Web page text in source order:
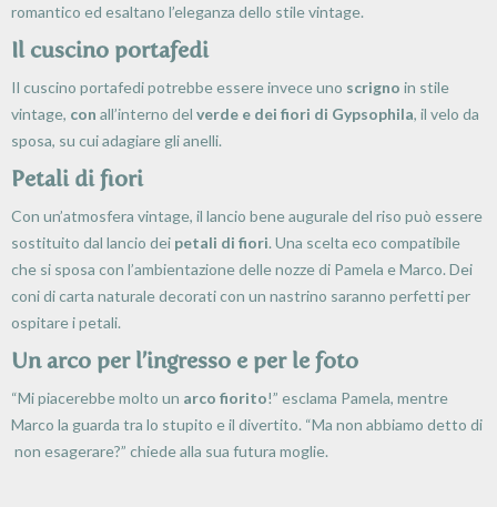
romantico ed esaltano l’eleganza dello stile vintage.
Il cuscino portafedi
Il cuscino portafedi potrebbe essere invece uno scrigno in stile
vintage, con all’interno del verde e dei fiori di Gypsophila, il velo da
sposa, su cui adagiare gli anelli.
Petali di fiori
Con un’atmosfera vintage, il lancio bene augurale del riso può essere
sostituito dal lancio dei petali di fiori. Una scelta eco compatibile
che si sposa con l’ambientazione delle nozze di Pamela e Marco. Dei
coni di carta naturale decorati con un nastrino saranno perfetti per
ospitare i petali.
Un arco per l’ingresso e per le foto
“Mi piacerebbe molto un arco fiorito!” esclama Pamela, mentre
Marco la guarda tra lo stupito e il divertito. “Ma non abbiamo detto di
non esagerare?” chiede alla sua futura moglie.